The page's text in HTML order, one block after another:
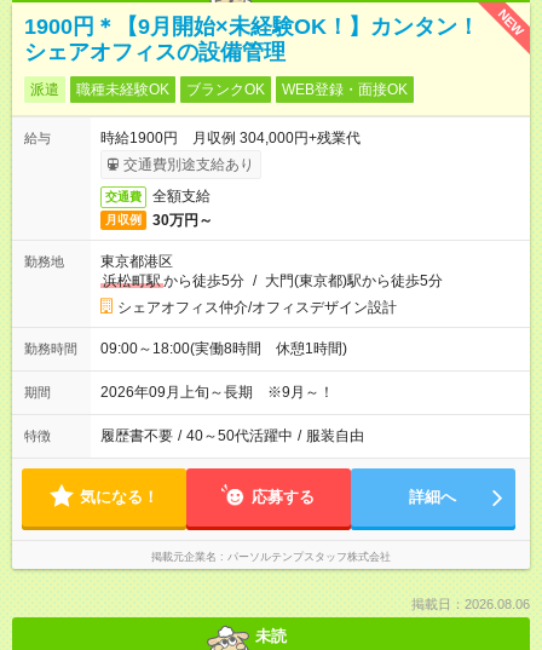
NEW
1900円＊【9月開始×未経験OK！】カンタン！
シェアオフィスの設備管理
派遣 職種未経験OK ブランクOK WEB登録・面接OK
給与
時給1900円 月収例 304,000円+残業代
交通費別途支給あり
交通費 全額支給
月収例 30万円～
勤務地
東京都港区
浜松町駅から徒歩5分 / 大門(東京都)駅から徒歩5分
シェアオフィス仲介/オフィスデザイン設計
勤務時間 09:00～18:00(実働8時間 休憩1時間)
期間 2026年09月上旬～長期 ※9月～！
特徴 履歴書不要 / 40～50代活躍中 / 服装自由
気になる！ 応募する 詳細へ
掲載元企業名 パーソルテンプスタッフ株式会社
掲載日：2026.08.06
未読